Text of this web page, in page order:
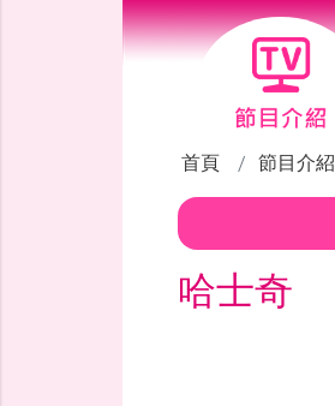
首頁 節目介紹
哈士奇